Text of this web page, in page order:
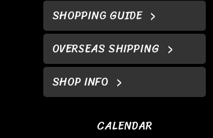
SHOPPING GUIDE
OVERSEAS SHIPPING
SHOP INFO
CALENDAR